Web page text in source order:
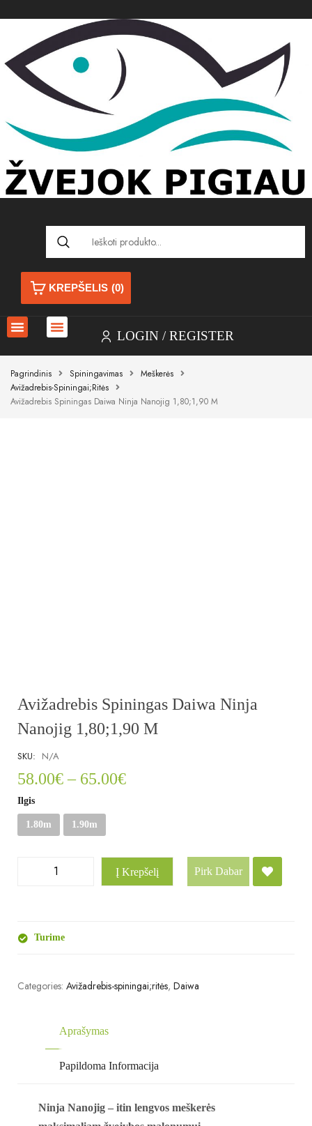
KREPŠELIS (0)
LOGIN REGISTER
Pagrindinis Spiningavimas
Meškerės
Avižadrebis-Spiningai;ritės
Avižadrebis Spiningas Daiwa Ninja Nanojig 1,80;1,90 M
Avižadrebis Spiningas Daiwa Ninja
Nanojig 1,80;1,90 M
SKU: N/A
58.00€– 65.00€
Ilgis
1.80m 1.90m
Į Krepšelį Pirk Dabar
Turime
Categories: Avižadrebis-spiningai;ritės, Daiwa
Aprašymas
Papildoma Informacija
Ninja Nanojig – itin lengvos meškerės